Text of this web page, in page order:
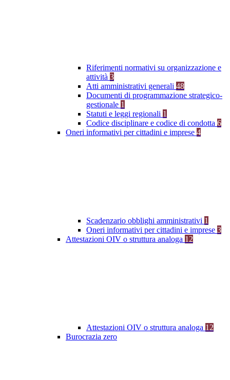
Riferimenti normativi su organizzazione e
attività 3
Atti amministrativi generali 48
Documenti di programmazione strategico-
gestionale 1
Statuti e leggi regionali 1
Codice disciplinare e codice di condotta 6
Oneri informativi per cittadini e imprese 4
Scadenzario obblighi amministrativi 1
Oneri informativi per cittadini e imprese 3
Attestazioni OIV o struttura analoga 12
Attestazioni OIV o struttura analoga 12
Burocrazia zero